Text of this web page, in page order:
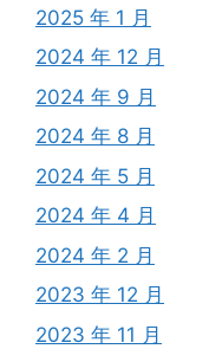
2025 年 1 月
2024 年 12 月
2024 年 9 月
2024 年 8 月
2024 年 5 月
2024 年 4 月
2024 年 2 月
2023 年 12 月
2023 年 11 月